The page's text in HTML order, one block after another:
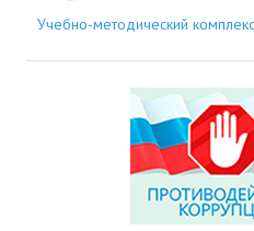
Учебно-методический